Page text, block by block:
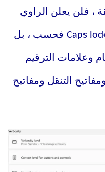
، فلن يعلن الراوي
عن حالة مفتاح Caps lock & Num lock فحسب ، بل
وعلامات الترقيم
التنقل ومفاتيح